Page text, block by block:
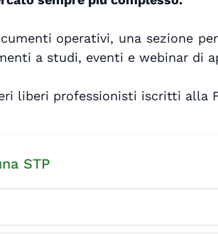
operativi, una sezione
a studi, eventi e webinar di
liberi professionisti iscritti alla
STP